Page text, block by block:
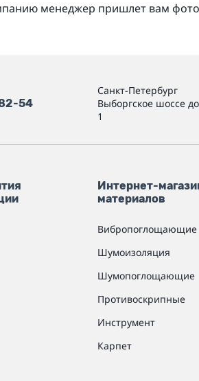
менеджер пришлет вам
54
Санкт-Петербург
Выборгское шоссе
1
Интернет-
материалов
Вибропоглощающие
Шумоизоляция
Шумопоглощающие
Противоскрипные
Инструмент
Карпет